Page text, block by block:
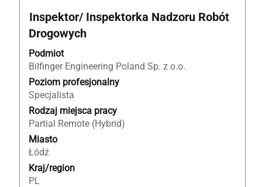
Tytuł
Inspektor/ Inspektorka Nadzoru Robót
Drogowych
Podmiot
Bilfinger Engineering Poland Sp. z o.o.
Poziom profesjonalny
Specjalista
Rodzaj miejsca pracy
Partial Remote (Hybrid)
Miasto
Łódź
Kraj/region
PL
Zaznacz
za
pomocą
spacji,
aby
wyświetlić
pełną
treść
danych
oferty
pracy.